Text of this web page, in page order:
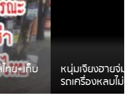
บถังน้ำดื่มตกกลางถนน
มบาดเจ็บ